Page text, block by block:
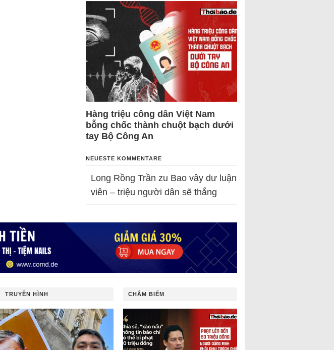
Hàng triệu công dân Việt Nam
bỗng chốc thành chuột bạch dưới
tay Bộ Công An
NEUESTE KOMMENTARE
Long Rồng Trần zu Bao vây dư luận
viên – triệu người dân sẽ thắng
TRUYỀN HÌNH CHÂM BIẾM